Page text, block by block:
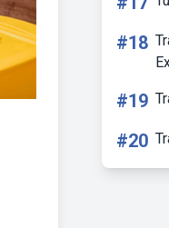
#18
#19
#20